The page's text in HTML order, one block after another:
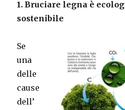
1. Bruciare legna è
sostenibile
Se
una
delle
cause
dell’